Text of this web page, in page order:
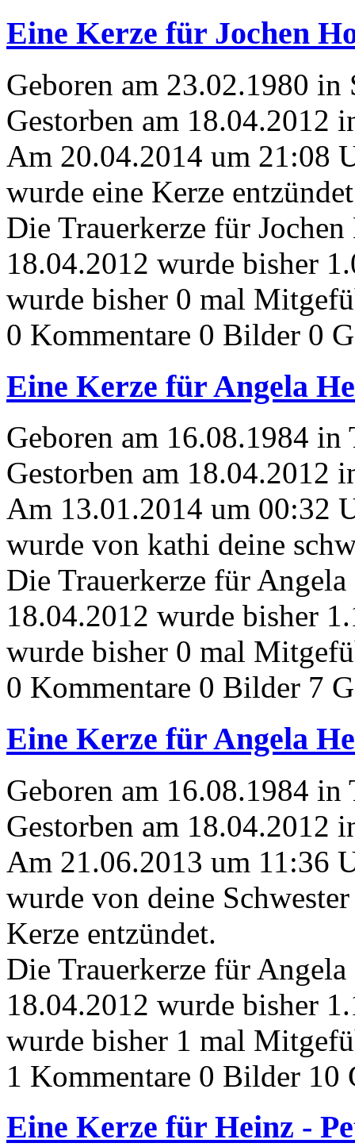
Eine Kerze für Jochen
Geboren am 23.02.1980 in
Gestorben am 18.04.2012
Am 20.04.2014 um 21:08
wurde eine Kerze
Die Trauerkerze für
18.04.2012 wurde bisher
wurde bisher 0 mal
0 Kommentare 0 Bilder 0
Eine Kerze für Angela
Geboren am 16.08.1984 in
Gestorben am 18.04.2012
Am 13.01.2014 um 00:32
wurde von kathi deine
Die Trauerkerze für
18.04.2012 wurde bisher
wurde bisher 0 mal
0 Kommentare 0 Bilder 7
Eine Kerze für Angela
Geboren am 16.08.1984 in
Gestorben am 18.04.2012
Am 21.06.2013 um 11:36
wurde von deine
Kerze entzündet.
Die Trauerkerze für
18.04.2012 wurde bisher
wurde bisher 1 mal
1 Kommentare 0 Bilder 10
Eine Kerze für Heinz -